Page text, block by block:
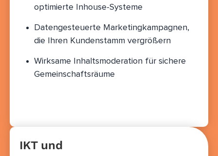
optimierte Inhouse-Systeme
Datengesteuerte Marketingkampagnen,
die Ihren Kundenstamm vergrößern
Wirksame Inhaltsmoderation für sichere
Gemeinschaftsräume
IKT und